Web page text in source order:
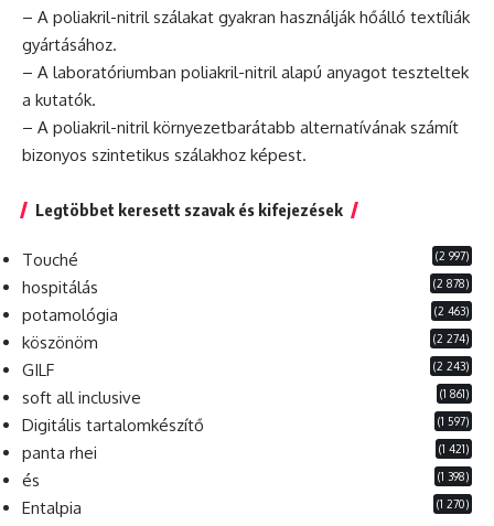
– A poliakril-nitril szálakat gyakran használják hőálló textíliák
gyártásához.
– A laboratóriumban poliakril-nitril alapú anyagot teszteltek
a kutatók.
– A poliakril-nitril környezetbarátabb alternatívának számít
bizonyos szintetikus szálakhoz képest.
Legtöbbet keresett szavak és kifejezések
Touché (2 997)
hospitálás (2 878)
potamológia (2 463)
köszönöm (2 274)
GILF (2 243)
soft all inclusive (1 861)
Digitális tartalomkészítő (1 597)
panta rhei (1 421)
és (1 398)
Entalpia (1 270)